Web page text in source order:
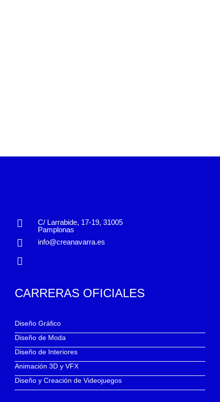
C/ Larrabide, 17-19, 31005
Pamplonas
info@creanavarra.es
CARRERAS OFICIALES
Diseño Gráfico
Diseño de Moda
Diseño de Interiores
Animación 3D y VFX
Diseño y Creación de Videojuegos